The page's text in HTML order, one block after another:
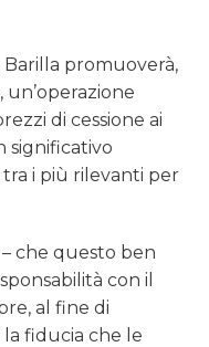
Barilla promuoverà,
di cessione ai
significativo
i più rilevanti per
che questo ben
con il
al fine di
fiducia che le